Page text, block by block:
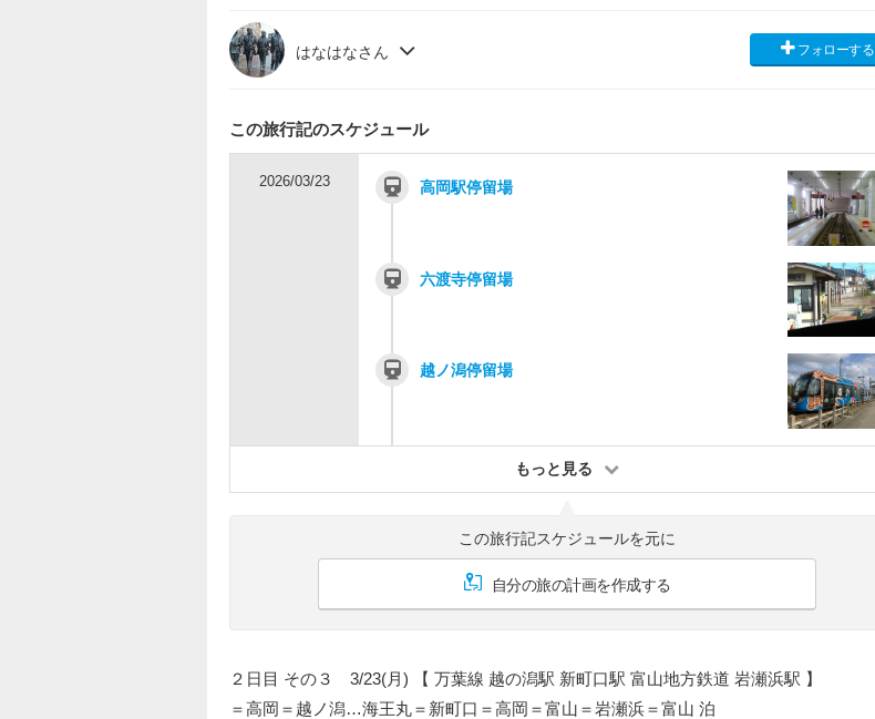
はなはなさん フォローする
この旅行記のスケジュール
2026/03/23 高岡駅停留場
六渡寺停留場
越ノ潟停留場
もっと見る
この旅行記スケジュールを元に
自分の旅の計画を作成する
２日目 その３ 3/23(月) 【 万葉線 越の潟駅 新町口駅 富山地方鉄道 岩瀬浜駅 】
＝高岡＝越ノ潟…海王丸＝新町口＝高岡＝富山＝岩瀬浜＝富山 泊